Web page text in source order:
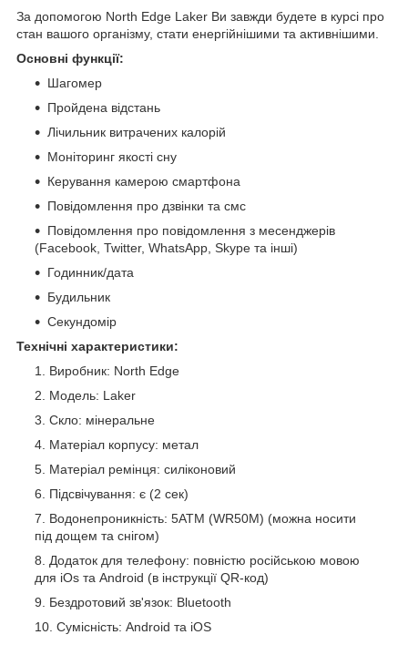
За допомогою North Edge Laker Ви завжди будете в курсі про
стан вашого організму, стати енергійнішими та активнішими.
Основні функції:
Шагомер
Пройдена відстань
Лічильник витрачених калорій
Моніторинг якості сну
Керування камерою смартфона
Повідомлення про дзвінки та смс
Повідомлення про повідомлення з месенджерів
(Facebook, Twitter, WhatsApp, Skype та інші)
Годинник/дата
Будильник
Секундомір
Технічні характеристики:
Виробник: North Edge
Модель: Laker
Скло: мінеральне
Матеріал корпусу: метал
Матеріал ремінця: силіконовий
Підсвічування: є (2 сек)
Водонепроникність: 5АТМ (WR50М) (можна носити
під дощем та снігом)
Додаток для телефону: повністю російською мовою
для iOs та Android (в інструкції QR-код)
Бездротовий зв'язок: Bluetooth
Сумісність: Android та iOS